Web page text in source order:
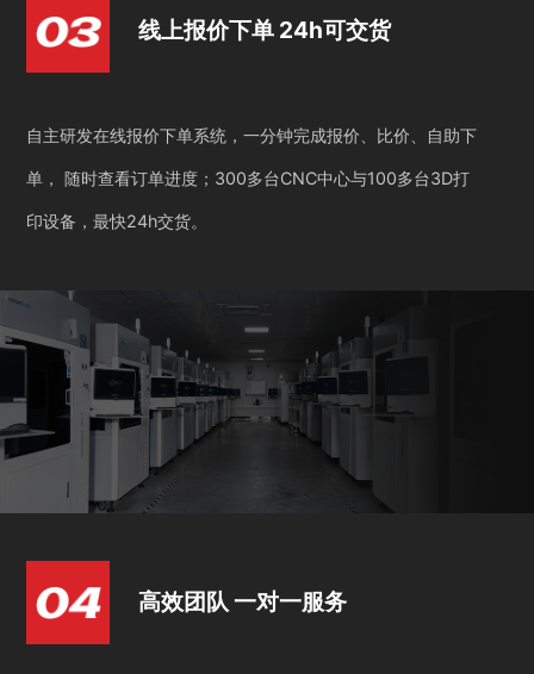
线上报价下单 24h可交货
自主研发在线报价下单系统，一分钟完成报价、比价、自助下
单， 随时查看订单进度；300多台CNC中心与100多台3D打
印设备，最快24h交货。
高效团队 一对一服务